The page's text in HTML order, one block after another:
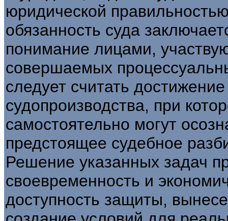
юридической
обязанность суда
понимание лицами,
совершаемых
следует считать
судопроизводства, при
самостоятельно могут
предстоящее судебное
Решение указанных задач
своевременность и
доступность защиты,